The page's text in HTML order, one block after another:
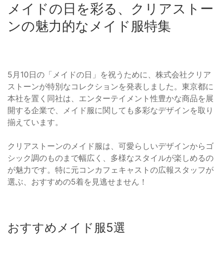
メイドの日を彩る、クリアストー
ンの魅力的なメイド服特集
5月10日の「メイドの日」を祝うために、株式会社クリア
ストーンが特別なコレクションを発表しました。東京都に
本社を置く同社は、エンターテイメント性豊かな商品を展
開する企業で、メイド服に関しても多彩なデザインを取り
揃えています。
クリアストーンのメイド服は、可愛らしいデザインからゴ
シック調のものまで幅広く、多様なスタイルが楽しめるの
が魅力です。特に元コンカフェキャストの広報スタッフが
選ぶ、おすすめの5着を見逃せません！
おすすめメイド服5選